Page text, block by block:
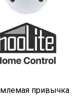
привычка